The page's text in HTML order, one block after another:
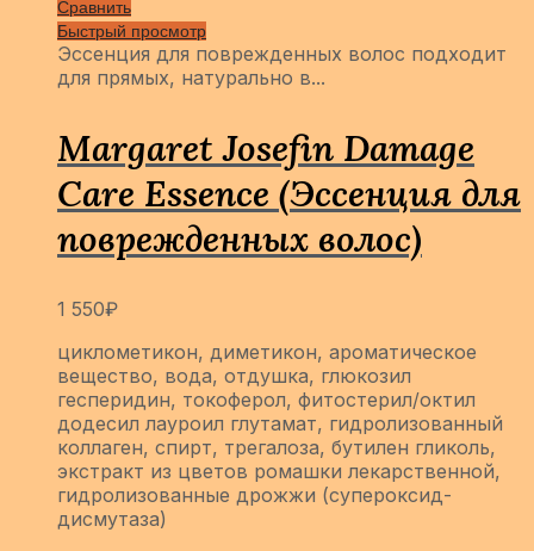
Сравнить
Быстрый просмотр
Эссенция для поврежденных волос подходит
для прямых, натурально в...
Margaret Josefin Damage
Care Essence (Эссенция для
поврежденных волос)
1 550₽
циклометикон, диметикон, ароматическое
вещество, вода, отдушка, глюкозил
гесперидин, токоферол, фитостерил/октил
додесил лауроил глутамат, гидролизованный
коллаген, спирт, трегалоза, бутилен гликоль,
экстракт из цветов ромашки лекарственной,
гидролизованные дрожжи (супероксид-
дисмутаза)